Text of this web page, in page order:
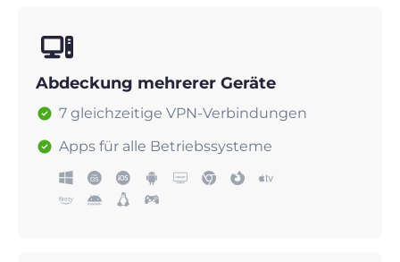
Abdeckung mehrerer Geräte
7 gleichzeitige VPN-Verbindungen
Apps für alle Betriebssysteme